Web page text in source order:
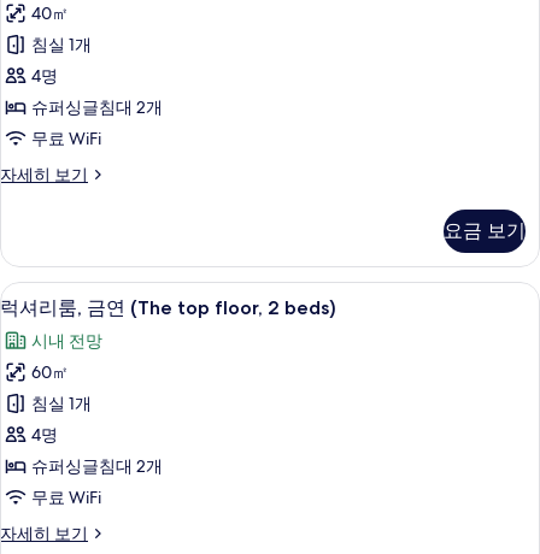
people)
사
진
모
두
보
(16th
21st
floors,
for
two
people)
세
기
트
윈
룸,
금
연
(16th
floors,
for
people)
사
진
모
두
보
기
40㎡
침실 1개
4명
슈퍼싱글침대 2개
무료 WiFi
자세히 보기
디
윈
룸,
금
연
(16th
21st
floors,
for
2
people)
자
히
요금 보기
럭
셔
리
룸,
금
연
(The
top
floor,
럭셔리룸, 금연 (The top floor, 2
10
럭셔리룸, 금연 (The top floor, 2 beds)
시내 전망
60㎡
침실 1개
4명
슈퍼싱글침대 2개
무료 WiFi
자세히 보기
럭